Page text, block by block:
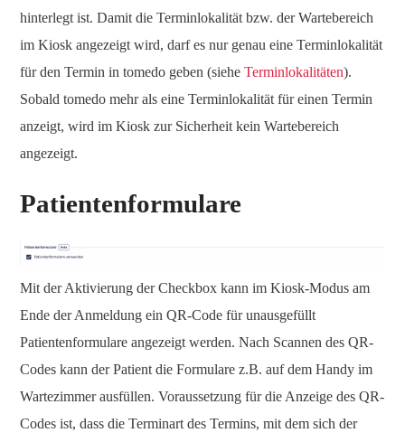
hinterlegt ist. Damit die Terminlokalität bzw. der Wartebereich
im Kiosk angezeigt wird, darf es nur genau eine Terminlokalität
für den Termin in tomedo geben (siehe Terminlokalitäten).
Sobald tomedo mehr als eine Terminlokalität für einen Termin
anzeigt, wird im Kiosk zur Sicherheit kein Wartebereich
angezeigt.
Patientenformulare
Mit der Aktivierung der Checkbox kann im Kiosk-Modus am
Ende der Anmeldung ein QR-Code für unausgefüllt
Patientenformulare angezeigt werden. Nach Scannen des QR-
Codes kann der Patient die Formulare z.B. auf dem Handy im
Wartezimmer ausfüllen. Voraussetzung für die Anzeige des QR-
Codes ist, dass die Terminart des Termins, mit dem sich der